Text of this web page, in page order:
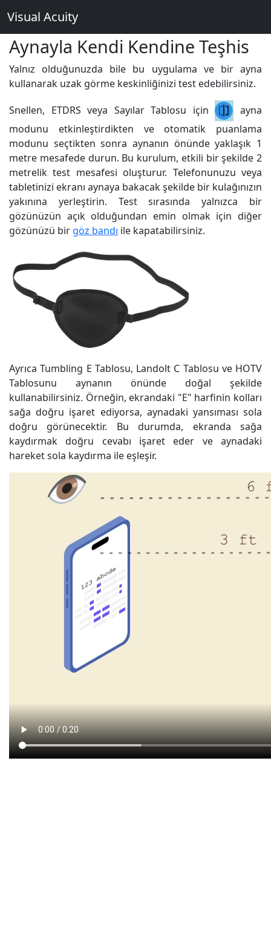
Visual Acuity
Aynayla Kendi Kendine Teşhis
Yalnız olduğunuzda bile bu uygulama ve bir ayna
kullanarak uzak görme keskinliğinizi test edebilirsiniz.
Snellen, ETDRS veya Sayılar Tablosu için
ayna
modunu etkinleştirdikten ve otomatik puanlama
modunu seçtikten sonra aynanın önünde yaklaşık 1
metre mesafede durun. Bu kurulum, etkili bir şekilde 2
metrelik test mesafesi oluşturur. Telefonunuzu veya
tabletinizi ekranı aynaya bakacak şekilde bir kulağınızın
yakınına yerleştirin. Test sırasında yalnızca bir
gözünüzün açık olduğundan emin olmak için diğer
gözünüzü bir göz bandı ile kapatabilirsiniz.
Ayrıca Tumbling E Tablosu, Landolt C Tablosu ve HOTV
Tablosunu aynanın önünde doğal şekilde
kullanabilirsiniz. Örneğin, ekrandaki "E" harfinin kolları
sağa doğru işaret ediyorsa, aynadaki yansıması sola
doğru görünecektir. Bu durumda, ekranda sağa
kaydırmak doğru cevabı işaret eder ve aynadaki
hareket sola kaydırma ile eşleşir.